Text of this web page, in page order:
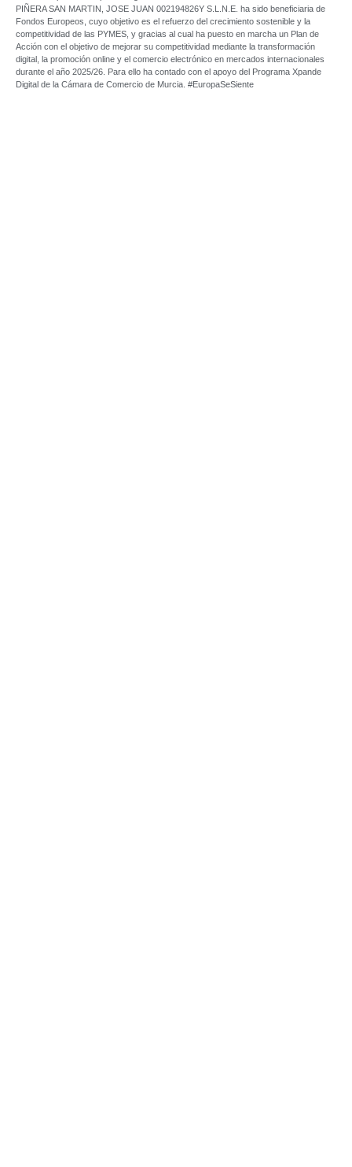
PIÑERA SAN MARTIN, JOSE JUAN 002194826Y S.L.N.E. ha sido beneficiaria de
Fondos Europeos, cuyo objetivo es el refuerzo del crecimiento sostenible y la
competitividad de las PYMES, y gracias al cual ha puesto en marcha un Plan de
Acción con el objetivo de mejorar su competitividad mediante la transformación
digital, la promoción online y el comercio electrónico en mercados internacionales
durante el año 2025/26. Para ello ha contado con el apoyo del Programa Xpande
Digital de la Cámara de Comercio de Murcia. #EuropaSeSiente